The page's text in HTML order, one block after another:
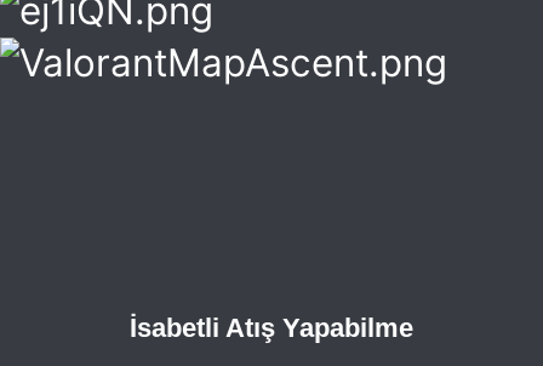
İsabetli Atış Yapabilme